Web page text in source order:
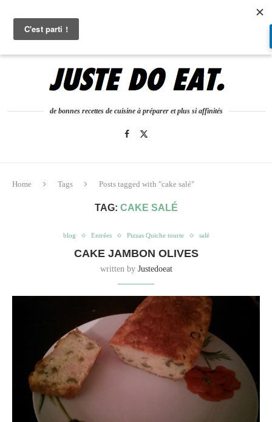
de bonnes recettes de cuisine à préparer et plus si affinités
Home Tags Posts tagged with "cake salé"
TAG: CAKE SALÉ
blog Entrées Pizzas Quiche tourte salé
CAKE JAMBON OLIVES
written by Justedoeat